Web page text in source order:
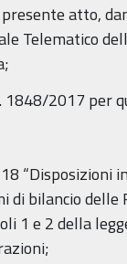
atto,
Telematico
1848/2017 per
“Disposizioni
di bilancio delle
1 e 2 della